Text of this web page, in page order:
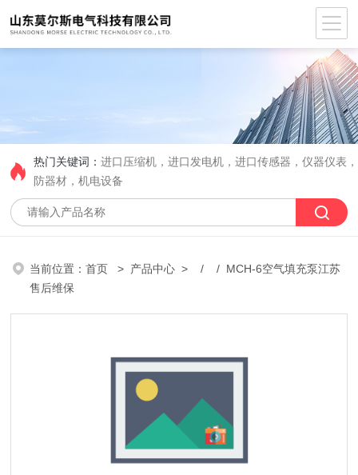
热门关键词：进口压缩机，进口发电机，进口传感器，仪器仪表
防器材，机电设备
当前位置：首页 > 产品中心 > / / MCH-6空气填充泵江苏
售后维保